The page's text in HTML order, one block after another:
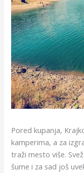
Pored kupanja,
kamperima, a za
traži mesto više.
šume i za sad još